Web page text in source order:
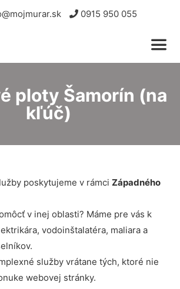
0915 950 055
ploty Šamorín (na
kľúč)
poskytujeme v rámci Západného
v inej oblasti? Máme pre vás k
vodoinštalatéra, maliara a
služby vrátane tých, ktoré nie
webovej stránky.